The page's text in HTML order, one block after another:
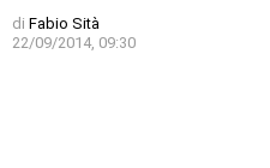
di Fabio Sità
22/09/2014, 09:30